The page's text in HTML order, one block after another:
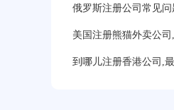
23分钟前用户提问：
25分钟前用户提问：
27分钟前用户提问：
俄罗斯注册公司常见
美国注册熊猫外卖公
到哪儿注册香港公司,